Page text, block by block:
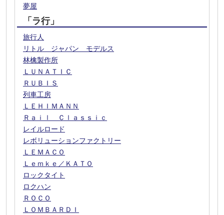
夢屋
「ラ行」
旅行人
リトル ジャパン モデルス
林檎製作所
ＬＵＮＡＴＩＣ
ＲＵＢＩＳ
列車工房
ＬＥＨＩＭＡＮＮ
Ｒａｉｌ Ｃｌａｓｓｉｃ
レイルロード
レボリューションファクトリー
ＬＥＭＡＣＯ
Ｌｅｍｋｅ／ＫＡＴＯ
ロックタイト
ロクハン
ＲＯＣＯ
ＬＯＭＢＡＲＤＩ